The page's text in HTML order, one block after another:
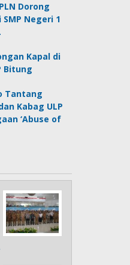
Dorong
Negeri 1
Kapal di
Bitung
Tantang
Kabag ULP
‘Abuse of